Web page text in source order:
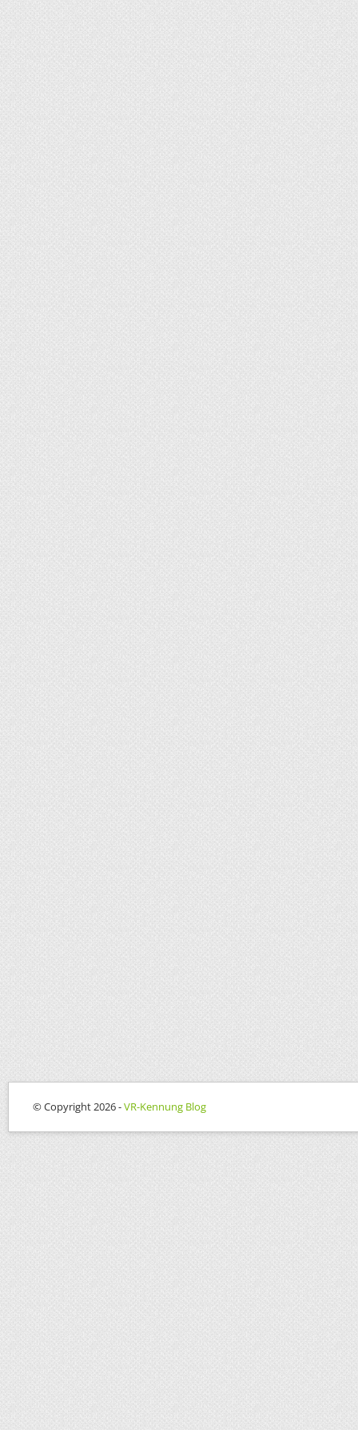
© Copyright 2026 -VR-Kennung Blog